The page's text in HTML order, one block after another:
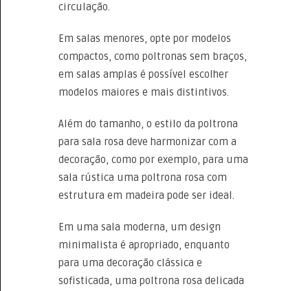
circulação.
Em salas menores, opte por modelos
compactos, como poltronas sem braços,
em salas amplas é possível escolher
modelos maiores e mais distintivos.
Além do tamanho, o estilo da poltrona
para sala rosa deve harmonizar com a
decoração, como por exemplo, para uma
sala rústica uma poltrona rosa com
estrutura em madeira pode ser ideal.
Em uma sala moderna, um design
minimalista é apropriado, enquanto
para uma decoração clássica e
sofisticada, uma poltrona rosa delicada